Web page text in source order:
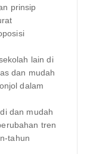
prinsip
lain di
dan mudah
dalam
dan mudah
tren
tahun